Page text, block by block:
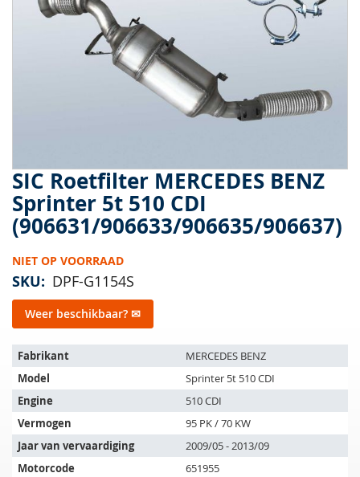
SIC Roetfilter MERCEDES BENZ
Sprinter 5t 510 CDI
(906631/906633/906635/906637)
NIET OP VOORRAAD
SKU DPF-G1154S
Weer beschikbaar? ✉
Het
artikel
past
op
de
volgende
voertuigen:
Fabrikant
MERCEDES BENZ
Model
Sprinter 5t 510 CDI
Engine
510 CDI
Vermogen
95 PK / 70 KW
Jaar van vervaardiging
2009/05 - 2013/09
Motorcode
651955
Ga
naar
het
begin
van
de
afbeeldingen-
gallerij